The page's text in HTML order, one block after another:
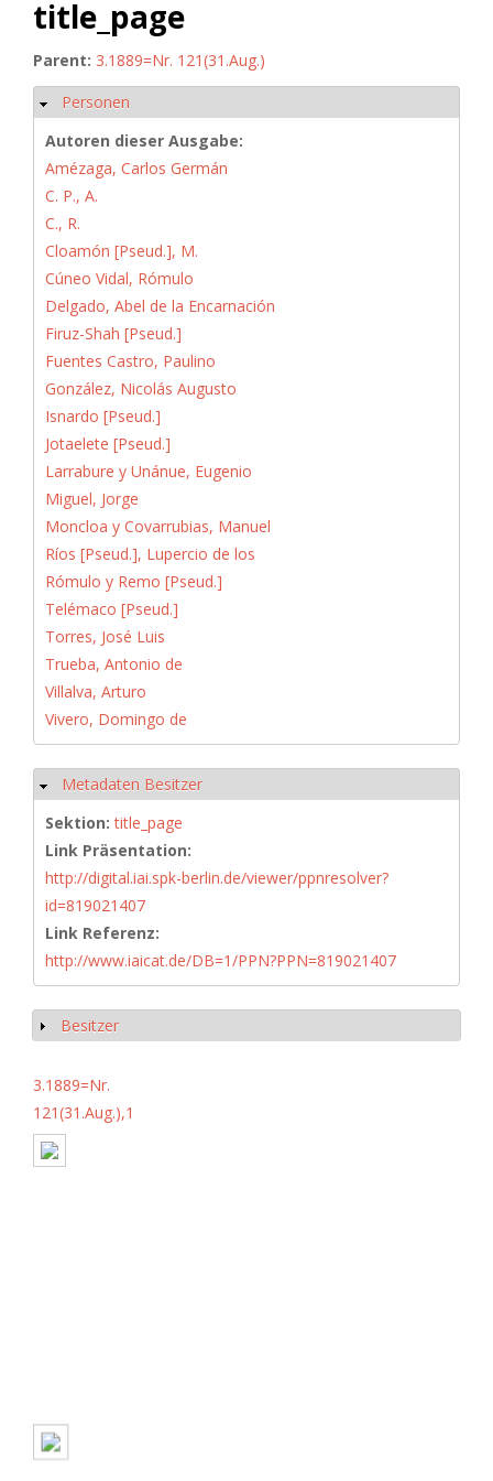
title_page
Parent: 3.1889=Nr. 121(31.Aug.)
Hide
Personen
Autoren dieser Ausgabe:
Amézaga, Carlos Germán
C. P., A.
C., R.
Cloamón [Pseud.], M.
Cúneo Vidal, Rómulo
Delgado, Abel de la Encarnación
Firuz-Shah [Pseud.]
Fuentes Castro, Paulino
González, Nicolás Augusto
Isnardo [Pseud.]
Jotaelete [Pseud.]
Larrabure y Unánue, Eugenio
Miguel, Jorge
Moncloa y Covarrubias, Manuel
Ríos [Pseud.], Lupercio de los
Rómulo y Remo [Pseud.]
Telémaco [Pseud.]
Torres, José Luis
Trueba, Antonio de
Villalva, Arturo
Vivero, Domingo de
Hide
Metadaten Besitzer
Sektion:title_page
Link Präsentation:
http://digital.iai.spk-berlin.de/viewer/ppnresolver?
id=819021407
Link Referenz:
http://www.iaicat.de/DB=1/PPN?PPN=819021407
Show
Besitzer
3.1889=Nr.
121(31.Aug.),1